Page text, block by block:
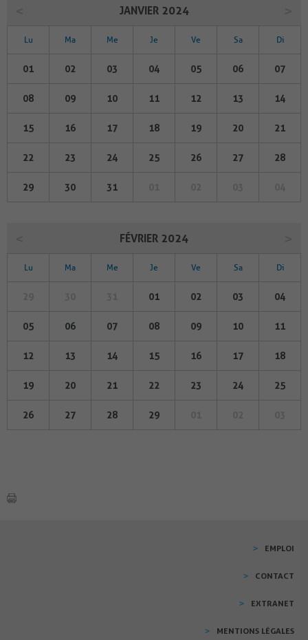
JANVIER 2024
Lu Ma Me Je Ve Sa Di
01 02 03 04 05 06 07
08 09 10 11 12 13 14
15 16 17 18 19 20 21
22 23 24 25 26 27 28
29 30 31
FÉVRIER 2024
Lu Ma Me Je Ve Sa Di
01 02 03 04
05 06 07 08 09 10 11
12 13 14 15 16 17 18
19 20 21 22 23 24 25
26 27 28 29
EMPLOI
CONTACT
EXTRANET
MENTIONS LÉGALES